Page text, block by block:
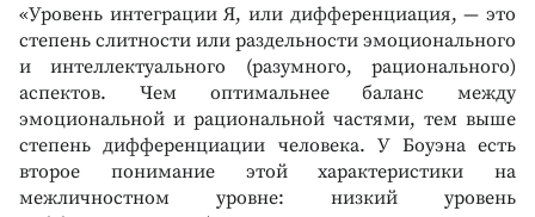
«Уровень интеграции Я, или дифференциация, — это
степень слитности или раздельности эмоционального
и интеллектуального (разумного, рационального)
аспектов. Чем оптимальнее баланс между
эмоциональной и рациональной частями, тем выше
степень дифференциации человека. У Боуэна есть
второе понимание этой характеристики на
межличностном уровне: низкий уровень